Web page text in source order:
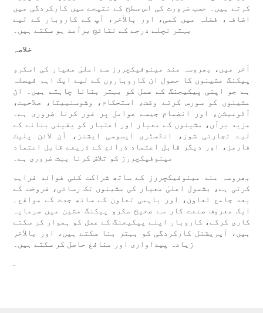
کرتے ہیں۔ حسب ضرورت کی اس سطح کے نتیجے میں کارکردگی میں
اضافہ، فضلہ میں کمی، اور بالآخر، آپ کے کاروبار کے لیے
بہتر نچلے درجے کے نتائج برآمد ہو سکتے ہیں۔
خلاصہ
آخر میں، بھروسہ مند مینوفیکچررز سے اعلیٰ معیار کی اسکرو
پیکنگ مشینوں کا حصول ان کاروباروں کے لیے ایک اہم فیصلہ
ہے جو اپنی پیکیجنگ کے عمل کو بہتر بنانا چاہتے ہیں۔ ان
مشینوں کو سورس کرتے وقت، استحکام، وشوسنییتا، صلاحیت،
آٹومیشن، اور انضمام جیسے عوامل پر غور کرنا ضروری ہے۔
مزید برآں، مشینوں کے معیار اور اعتبار کو یقینی بنانے کے
لیے تجارتی شوز، انڈسٹری ایسوسی ایشنز، آن لائن پلیٹ
فارمز، اور دیگر قابل اعتماد ذرائع کے ذریعے قابل اعتماد
مینوفیکچررز کو تلاش کرنا بہت ضروری ہے۔
بھروسہ مند مینوفیکچررز کے ساتھ شراکت کئی فوائد فراہم
کرتی ہے، بشمول اعلیٰ معیار کی مشینوں تک رسائی، فروخت کے
بعد جامع تعاون، اور باہمی تعاون کے ساتھ جدت کے مواقع۔
ایک معروف صنعت کار سے صحیح سکرو پیکنگ مشین میں سرمایہ
کاری کرکے، کاروبار اپنے پیکیجنگ کے عمل کو ہموار کر سکتے
ہیں، آپریشنل کارکردگی کو بہتر بنا سکتے ہیں، اور بالآخر
زیادہ پیداواری اور منافع حاصل کر سکتے ہیں۔
.